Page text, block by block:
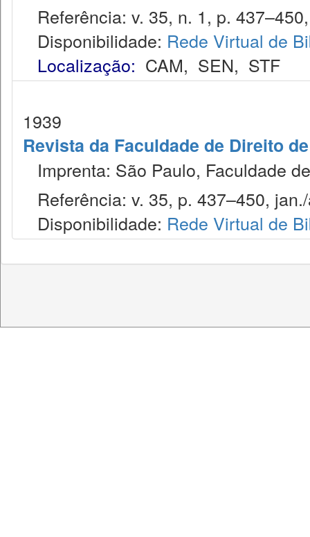
Referência: v. 35, n. 1, p.
Disponibilidade: Rede Virtual de
Localização: CAM, SEN, STF
1939
Revista da Faculdade de Direito
Imprenta: São Paulo, Faculdade
Referência: v. 35, p. 437–450,
Disponibilidade: Rede Virtual de